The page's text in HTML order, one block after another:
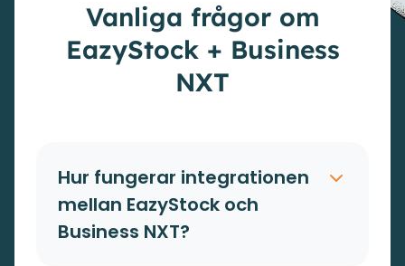
Vanliga frågor om
EazyStock + Business
NXT
Hur fungerar integrationen
mellan EazyStock och
Business NXT?